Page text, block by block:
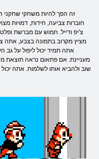
זה הפך להיות משחקי שחקני
חוברות צביעה, חידות, דמויות
צ'יפ ודייל. חמוש עם מברשת
מציץ מקרוב בתמונה בצבע, אתה
אתה תמיד יכול ליפול על
מעניינת. אם פתאום נראה תוצאת
שוב ולהביא אותו לשלמות. אתה יכול